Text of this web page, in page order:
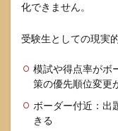
6.4
直前
ック
6.5
併願
と学
部選
化できません。
受験生としての現実
模試や得点率がボ
策の優先順位変更
ボーダー付近：出
きる